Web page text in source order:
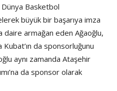
Dünya Basketbol
büyük bir başarıya imza
daire armağan eden Ağaoğlu,
Kubat’ın da sponsorluğunu
aynı zamanda Ataşehir
da sponsor olarak